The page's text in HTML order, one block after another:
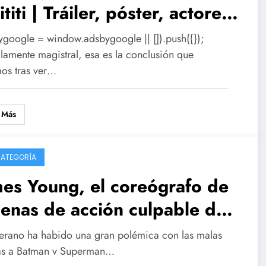
| Tráiler, póster, actores,
= window.adsbygoogle || []).push({});
magistral, esa es la conclusión que
tras ver…
Young, el coreógrafo de
de acción culpable del
de Marvel
ha habido una gran polémica con las malas
a Batman v Superman…